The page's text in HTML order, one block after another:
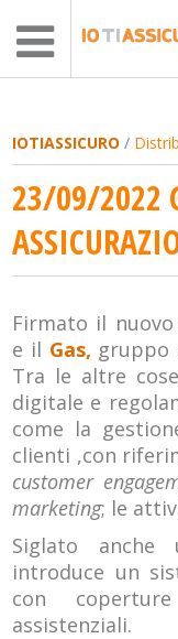
IOTIASSICURO /
23/09/2022
Firmato il
e il Gas, gruppo
Tra le altre
digitale e
come la
clienti ,con
customer
marketing; le
Siglato anche
introduce un
con
assistenziali.